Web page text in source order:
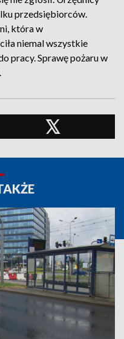
przedsiębiorców.
która w
niemal wszystkie
pracy. Sprawę pożaru w